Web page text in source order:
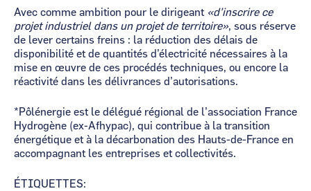
Avec comme ambition pour le dirigeant «d’inscrire ce
projet industriel dans un projet de territoire», sous réserve
de lever certains freins : la réduction des délais de
disponibilité et de quantités d’électricité nécessaires à la
mise en œuvre de ces procédés techniques, ou encore la
réactivité dans les délivrances d’autorisations.
*Pôlénergie est le délégué régional de l’association France
Hydrogène (ex-Afhypac), qui contribue à la transition
énergétique et à la décarbonation des Hauts-de-France en
accompagnant les entreprises et collectivités.
ÉTIQUETTES: